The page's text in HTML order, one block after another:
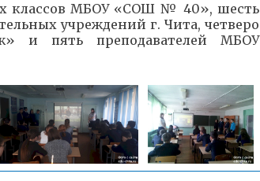
классов МБОУ «СОШ № 40», шесть
учреждений г. Чита, четверо
и пять преподавателей МБОУ